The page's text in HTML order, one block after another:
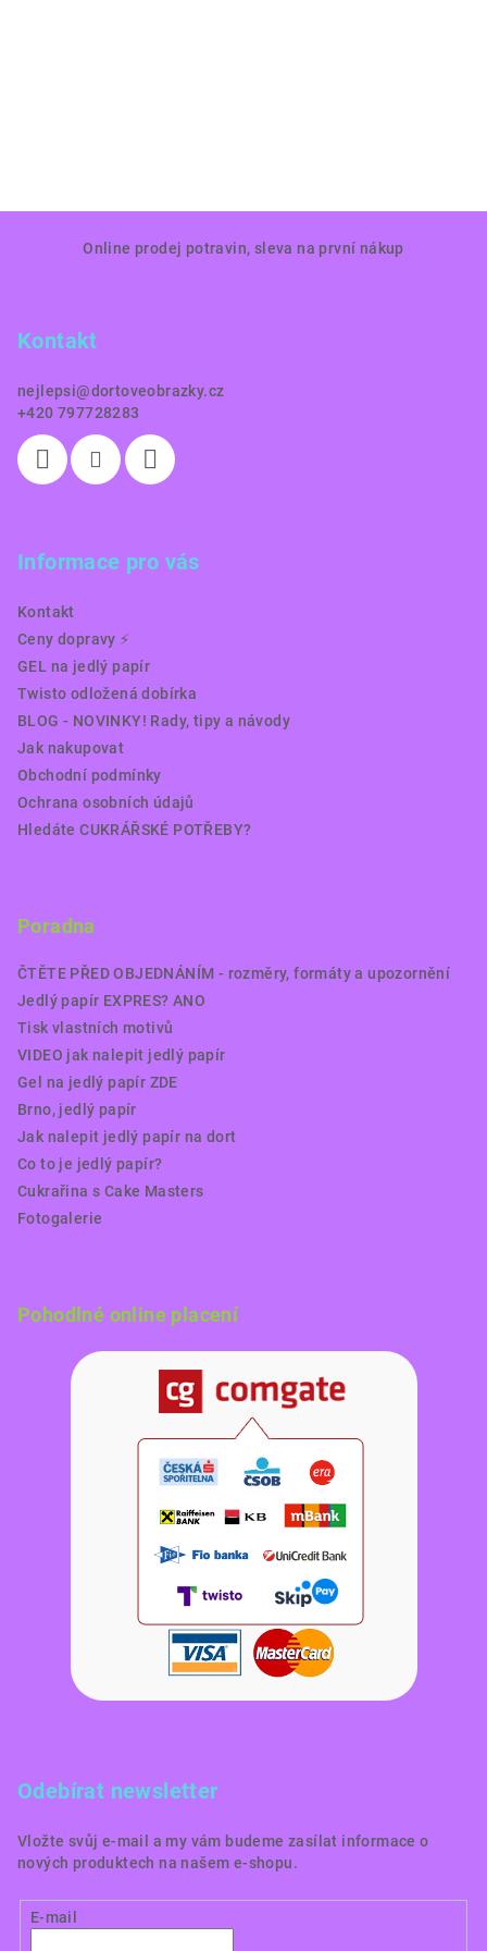
Online prodej potravin, sleva na první nákup
Kontakt
nejlepsi@dortoveobrazky.cz
+420 797728283
Informace pro vás
Kontakt
Ceny dopravy ⚡️
GEL na jedlý papír
Twisto odložená dobírka
BLOG - NOVINKY! Rady, tipy a návody
Jak nakupovat
Obchodní podmínky
Ochrana osobních údajů
Hledáte CUKRÁŘSKÉ POTŘEBY?
Poradna
ČTĚTE PŘED OBJEDNÁNÍM - rozměry, formáty a upozornění
Jedlý papír EXPRES? ANO
Tisk vlastních motivů
VIDEO jak nalepit jedlý papír
Gel na jedlý papír ZDE
Brno, jedlý papír
Jak nalepit jedlý papír na dort
Co to je jedlý papír?
Cukrařina s Cake Masters
Fotogalerie
Pohodlné online placení
Odebírat newsletter
Vložte svůj e-mail a my vám budeme zasílat informace o
nových produktech na našem e-shopu.
E-mail